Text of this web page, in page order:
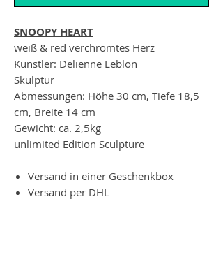
SNOOPY HEART
weiß & red verchromtes Herz
Künstler: Delienne Leblon
Skulptur
Abmessungen: Höhe 30 cm, Tiefe 18,5
cm, Breite 14 cm
Gewicht: ca. 2,5kg
unlimited Edition Sculpture
Versand in einer Geschenkbox
Versand per DHL